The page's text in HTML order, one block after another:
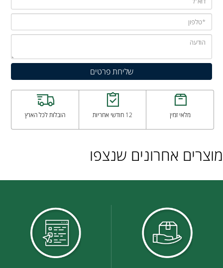
מלאי זמין 12 חודשי אחריות הובלות לכל הארץ
מוצרים אחרונים שנצפו